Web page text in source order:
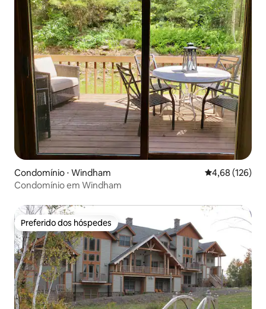
Condomínio ⋅ Windham 4,68 de uma
4,68 (126)
Condomínio em Windham
Preferido dos hóspedes
Preferido dos hóspedes